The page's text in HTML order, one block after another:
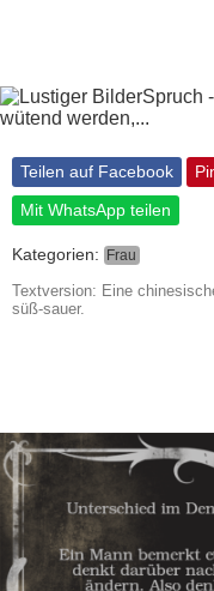
Teilen auf Facebook
Mit WhatsApp teilen
Kategorien: Frau
Textversion: Eine
süß-sauer.